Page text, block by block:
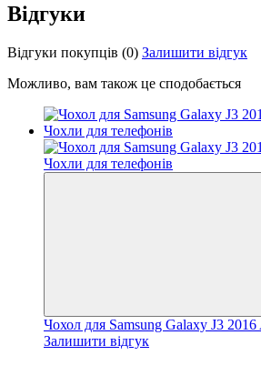
Відгуки
Відгуки покупців (0) Залишити відгук
Можливо, вам також це сподобається
Чохол для Samsung Galaxy J3
Залишити відгук